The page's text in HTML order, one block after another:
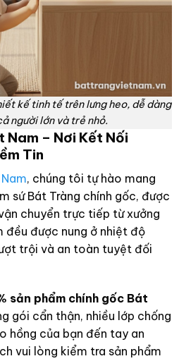
kế tinh tế trên lưng heo, dễ dàng
người lớn và trẻ nhỏ.
– Nơi Kết Nối
Tin
, chúng tôi tự hào mang
sứ Bát Tràng chính gốc, được
chuyển trực tiếp từ xưởng
đều được nung ở nhiệt độ
trội và an toàn tuyệt đối
sản phẩm chính gốc Bát
gói cẩn thận, nhiều lớp chống
hồng của bạn đến tay an
vui lòng kiểm tra sản phẩm